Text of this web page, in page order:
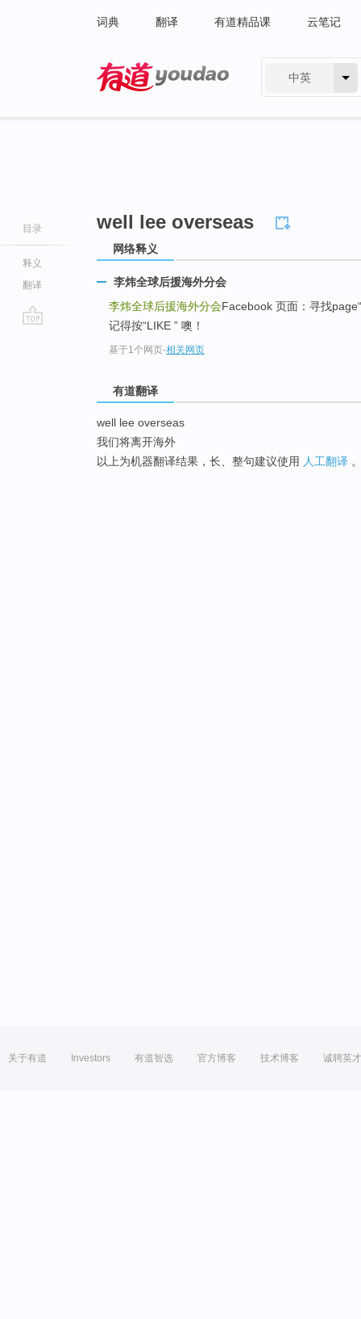
词典 翻译 有道精品课 云笔记
中英
目录
释义
翻译
well lee overseas
网络释义
李炜全球后援海外分会
李炜全球后援海外分会Facebook 页面：寻找page“
记得按“LIKE ” 噢！
基于1个网页-相关网页
有道翻译
well lee overseas
我们将离开海外
以上为机器翻译结果，长、整句建议使用 人工翻译
关于有道 Investors 有道智选 官方博客 技术博客 诚聘英才